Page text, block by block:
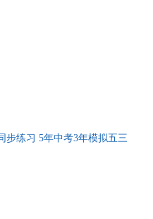
步练习 5年中考3年模拟五三